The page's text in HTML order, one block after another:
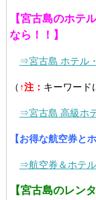
【宮古島のホテ
なら！！】
⇒宮古島 ホテル
（ ↑注： キーワード
⇒宮古島 高級ホ
【お得な航空券と
⇒航空券＆ホテ
【宮古島のレン